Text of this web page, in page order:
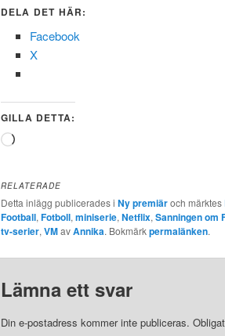
DELA DET HÄR:
Facebook
X
GILLA DETTA:
Laddar
…
RELATERADE
Detta inlägg publicerades i Ny premiäroch märktes
Football,Fotboll,miniserie,Netflix,Sanningen om
tv-serier,VMavAnnika. Bokmärkpermalänken.
Lämna ett svar
Din e-postadress kommer inte publiceras.